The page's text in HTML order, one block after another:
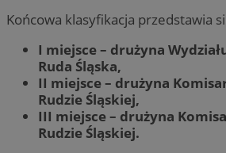
Końcowa klasyfikacja przedstawia
I miejsce – drużyna
Ruda Śląska,
II miejsce – drużyna
Rudzie Śląskiej,
III miejsce – drużyna
Rudzie Śląskiej.